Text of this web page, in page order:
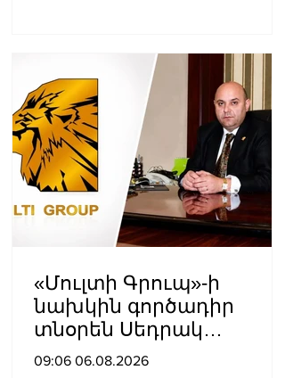
«Մուլտի Գրուպ»-ի
նախկին գործադիր
տնօրեն Սեդրակ
Առուստամյանը 2 ամսով
09:06 06.08.2026